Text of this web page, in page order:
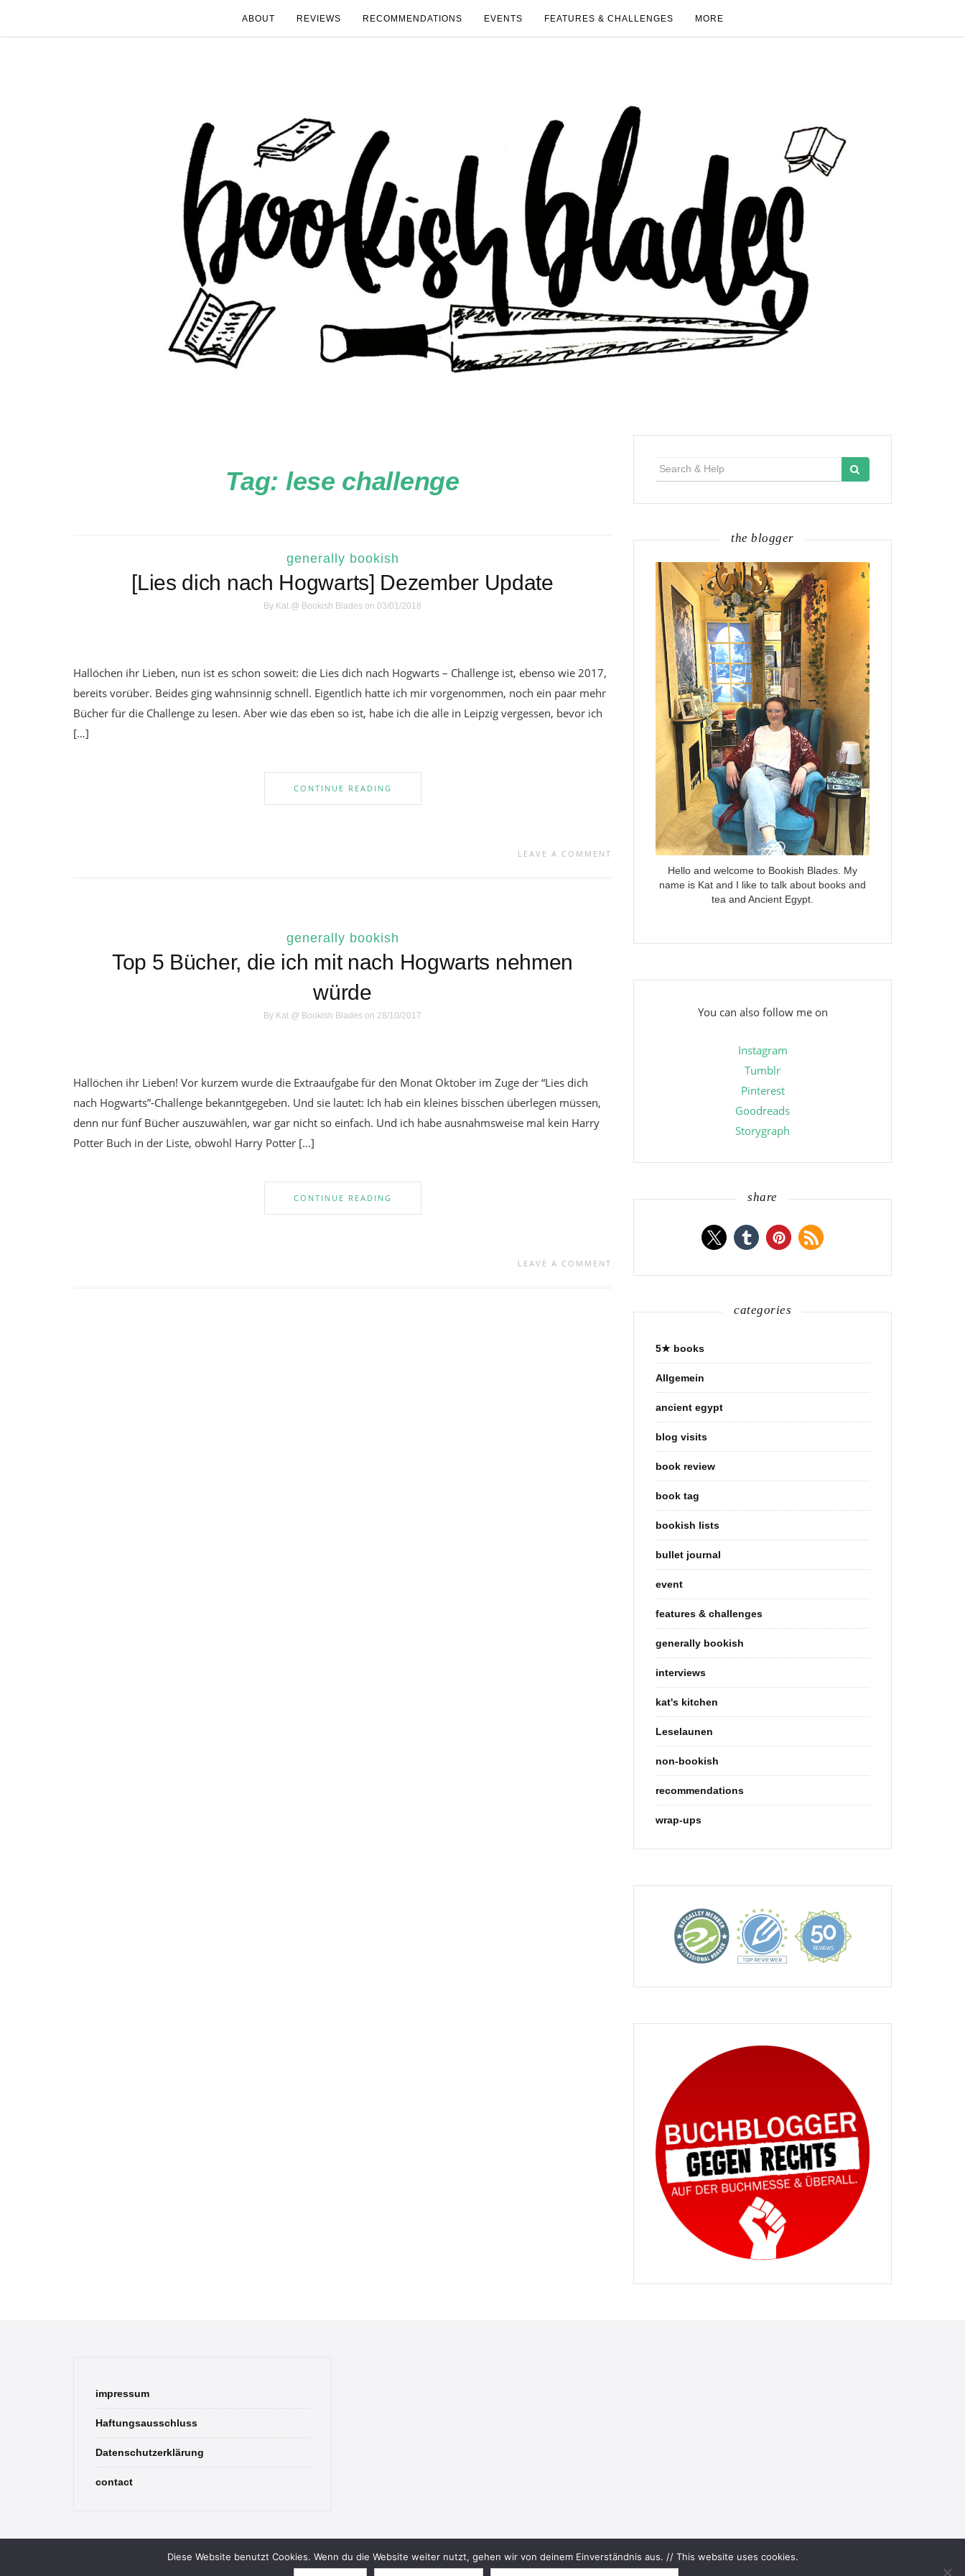
ABOUT REVIEWS RECOMMENDATIONS EVENTS FEATURES & CHALLENGES MORE
Tag: lese challenge
generally bookish
[Lies dich nach Hogwarts] Dezember Update
By Kat @ Bookish Blades on 03/01/2018
Hallöchen ihr Lieben, nun ist es schon soweit: die Lies dich nach Hogwarts – Challenge ist, ebenso wie 2017,
bereits vorüber. Beides ging wahnsinnig schnell. Eigentlich hatte ich mir vorgenommen, noch ein paar mehr
Bücher für die Challenge zu lesen. Aber wie das eben so ist, habe ich die alle in Leipzig vergessen, bevor ich
[…]
CONTINUE READING
LEAVE A COMMENT
generally bookish
Top 5 Bücher, die ich mit nach Hogwarts nehmen
würde
By Kat @ Bookish Blades on 28/10/2017
Hallöchen ihr Lieben! Vor kurzem wurde die Extraaufgabe für den Monat Oktober im Zuge der “Lies dich
nach Hogwarts”-Challenge bekanntgegeben. Und sie lautet: Ich hab ein kleines bisschen überlegen müssen,
denn nur fünf Bücher auszuwählen, war gar nicht so einfach. Und ich habe ausnahmsweise mal kein Harry
Potter Buch in der Liste, obwohl Harry Potter […]
CONTINUE READING
LEAVE A COMMENT
the blogger
Hello and welcome to Bookish Blades. My
name is Kat and I like to talk about books and
tea and Ancient Egypt.
You can also follow me on
Instagram
Tumblr
Pinterest
Goodreads
Storygraph
share
categories
5★ books
Allgemein
ancient egypt
blog visits
book review
book tag
bookish lists
bullet journal
event
features & challenges
generally bookish
interviews
kat's kitchen
Leselaunen
non-bookish
recommendations
wrap-ups
impressum
Haftungsausschluss
Datenschutzerklärung
contact
© 2026 Bookish Blades. All rights reserved.
Diese Website benutzt Cookies. Wenn du die Website weiter nutzt, gehen wir von deinem Einverständnis aus. // This website uses cookies.